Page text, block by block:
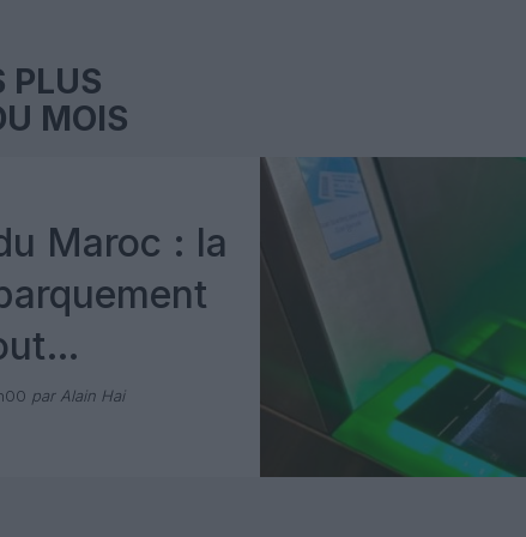
PLUS
MOIS
Maroc : la
Pax
par Alain Hai